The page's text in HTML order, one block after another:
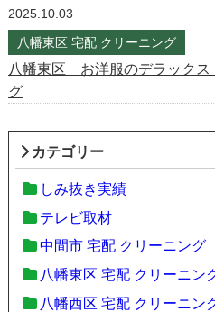
2025.10.03
八幡東区 宅配 クリーニング
八幡東区 お洋服のデラック
グ
カテゴリー
しみ抜き実績
テレビ取材
中間市 宅配 クリーニング
八幡東区 宅配 クリーニン
八幡西区 宅配 クリーニン